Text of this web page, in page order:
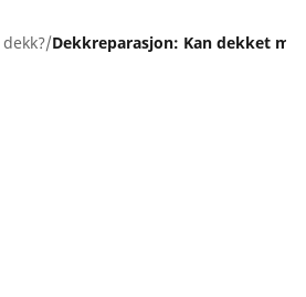
Dekkreparasjon: Kan dekket